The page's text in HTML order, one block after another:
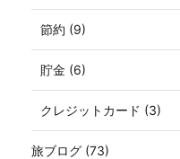
節約 (9)
貯金 (6)
クレジットカード (3)
旅ブログ (73)